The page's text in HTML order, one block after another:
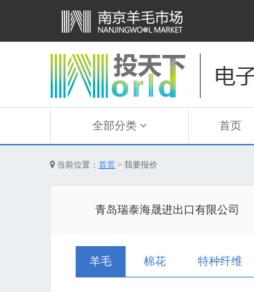
全部分类 首页
当前位置： 首页 > 我要报价
青岛瑞泰海晟进出口有限公司
羊毛 棉花 特种纤维